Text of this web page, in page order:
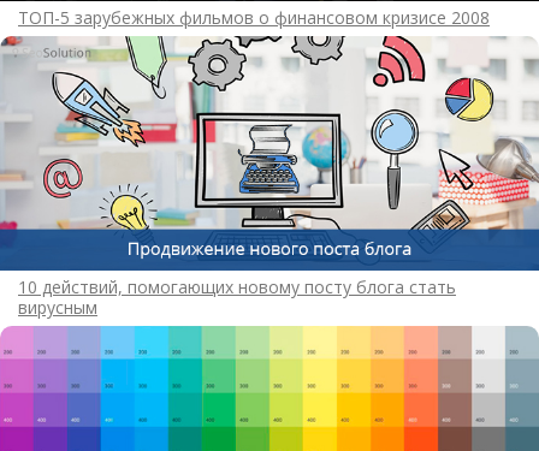
ТОП-5 зарубежных фильмов о финансовом кризисе 2008
10 действий, помогающих новому посту блога стать
вирусным